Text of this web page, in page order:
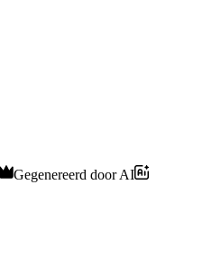
Gegenereerd door AI